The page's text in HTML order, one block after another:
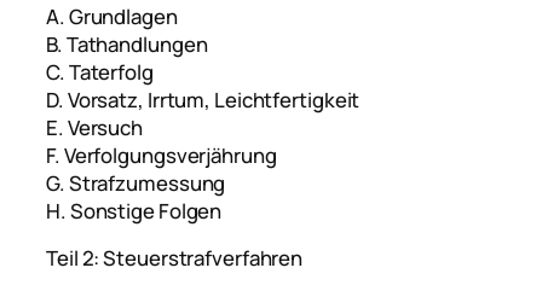
A. Grundlagen
B. Tathandlungen
C. Taterfolg
D. Vorsatz, Irrtum, Leichtfertigkeit
E. Versuch
F. Verfolgungsverjährung
G. Strafzumessung
H. Sonstige Folgen
Teil 2: Steuerstrafverfahren